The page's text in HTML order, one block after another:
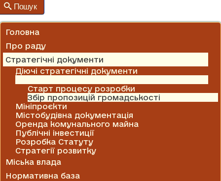
ГРАФІКИ ПРИЙОМУ
Пошук
Головна
Про раду
Стратегічні документи
Діючі стратегічні документи
Старт процесу розробки
Збір пропозицій громадськості
Мініпроєкти
Містобудівна документація
Оренда комунального майна
Публічні інвестиції
Розробка Статуту
Стратегії розвитку
Міська влада
Нормативна база